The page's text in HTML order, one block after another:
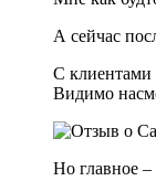
А сейчас
С клиентами
Видимо
Но главное